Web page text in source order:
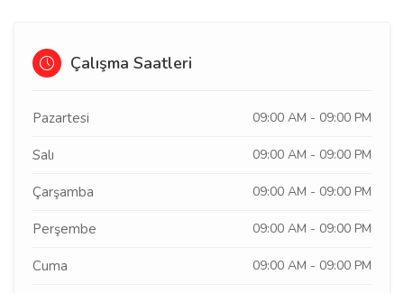
Çalışma Saatleri
Pazartesi 09:00 AM - 09:00 PM
Salı 09:00 AM - 09:00 PM
Çarşamba 09:00 AM - 09:00 PM
Perşembe 09:00 AM - 09:00 PM
Cuma 09:00 AM - 09:00 PM